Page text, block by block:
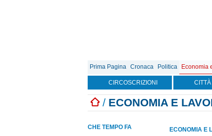
Prima Pagina Cronaca Politica Economia
CIRCOSCRIZIONI CITTÀ
/ ECONOMIA E
CHE TEMPO FA ECONOMIA E